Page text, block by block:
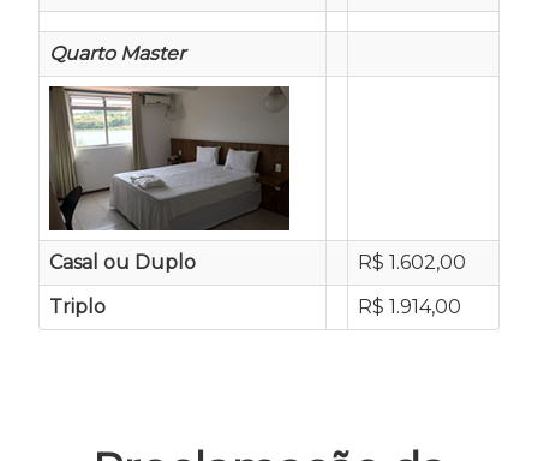
Quarto Master
Casal ou Duplo
R$ 1.602,00
Triplo
R$ 1.914,00